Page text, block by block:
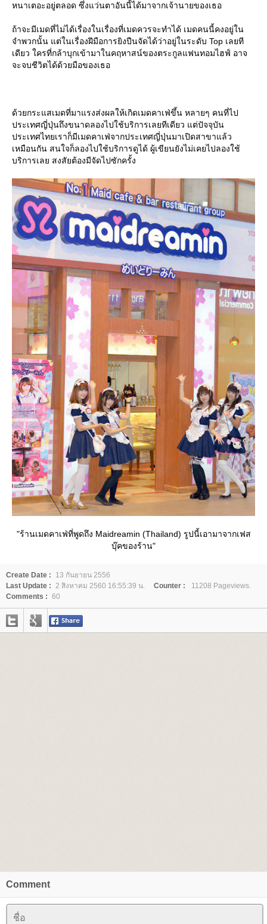
หนาเตอะอยู่ตลอด ซึ่งแว่นตาอันนี้ได้มาจากเจ้านายของเธอ
ถ้าจะมีเมดที่ไม่ได้เรื่องในเรื่องที่เมดควรจะทำได้ เมดคนนี้คงอยู่ใน
จำพวกนั้น แต่ในเรื่องฝีมือการยิงปืนจัดได้ว่าอยู่ในระดับ Top เลยที
เดียว ใครที่กล้าบุกเข้ามาในคฤหาสน์ของตระกูลแฟนทอมไฮฟ์ อาจ
จะจบชีวิตได้ด้วยมือของเธอ
ด้วยกระแสเมดที่มาแรงส่งผลให้เกิดเมดคาเฟ่ขึ้น หลายๆ คนที่ไป
ประเทศญี่ปุ่นถึงขนาดลองไปใช้บริการเลยทีเดียว แต่ปัจจุบัน
ประเทศไทยเราก็มีเมดคาเฟ่จากประเทศญี่ปุ่นมาเปิดสาขาแล้ว
เหมือนกัน สนใจก็ลองไปใช้บริการดูได้ ผู้เขียนยังไม่เคยไปลองใช้
บริการเลย สงสัยต้องมีจัดไปซักครั้ง
"ร้านเมดคาเฟ่ที่พูดถึง Maidreamin (Thailand) รูปนี้เอามาจากเฟส
บุ๊คของร้าน"
Create Date :
13 กันยายน 2556
Last Update :
2 สิงหาคม 2560 16:55:39 น. Counter :
11208 Pageviews.
Comments : 60
Comment